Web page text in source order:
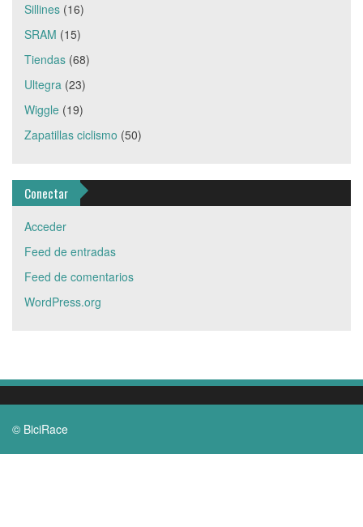
Sillines (16)
SRAM (15)
Tiendas (68)
Ultegra (23)
Wiggle (19)
Zapatillas ciclismo (50)
Conectar
Acceder
Feed de entradas
Feed de comentarios
WordPress.org
© BiciRace